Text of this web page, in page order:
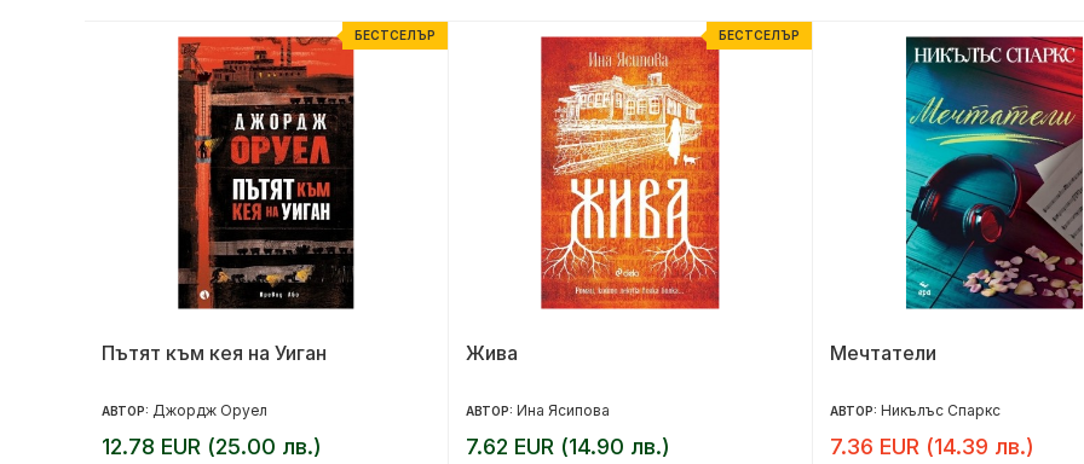
БЕСТСЕЛЪР
Пътят към кея на Уиган
АВТОР: Джордж Оруел
12.78 EUR (25.00 лв.)
БЕСТСЕЛЪР
Жива
АВТОР: Ина Ясипова
7.62 EUR (14.90 лв.)
Мечтатели
АВТОР: Никълъс Спаркс
7.36 EUR (14.39 лв.)